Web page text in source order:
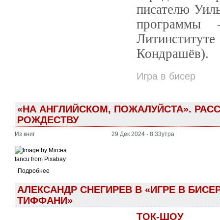
писателю
программы
Кондрашёв).
Игра в бисер
«НА АНГЛИЙСКОМ, ПОЖАЛУЙСТА».
РОЖДЕСТВУ
Из книг 29 Дек 2024 - 8:33утра
Подробнее
АЛЕКСАНДР СНЕГИРЕВ В «ИГРЕ В
ТИФФАНИ»
ТОК-ШОУ